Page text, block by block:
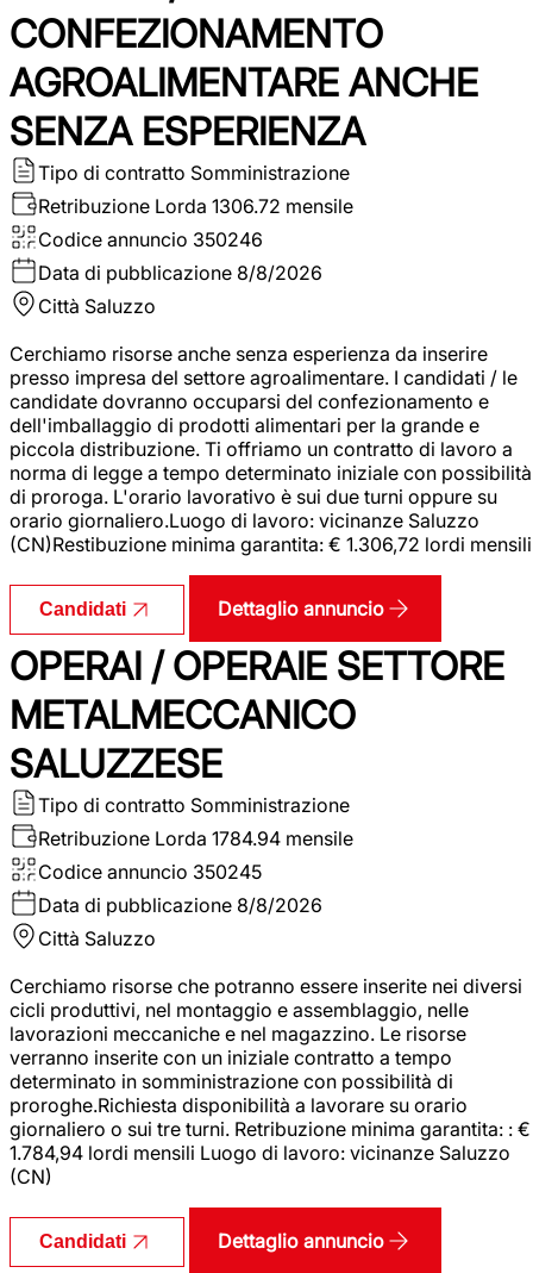
CONFEZIONAMENTO
AGROALIMENTARE ANCHE
SENZA ESPERIENZA
Tipo di contratto Somministrazione
Retribuzione Lorda 1306.72 mensile
Codice annuncio 350246
Data di pubblicazione 8/8/2026
Città Saluzzo
Cerchiamo risorse anche senza esperienza da inserire
presso impresa del settore agroalimentare. I candidati / le
candidate dovranno occuparsi del confezionamento e
dell'imballaggio di prodotti alimentari per la grande e
piccola distribuzione. Ti offriamo un contratto di lavoro a
norma di legge a tempo determinato iniziale con possibilità
di proroga. L'orario lavorativo è sui due turni oppure su
orario giornaliero.Luogo di lavoro: vicinanze Saluzzo
(CN)Restibuzione minima garantita: € 1.306,72 lordi mensili
Candidati Dettaglio annuncio
OPERAI / OPERAIE SETTORE
METALMECCANICO
SALUZZESE
Tipo di contratto Somministrazione
Retribuzione Lorda 1784.94 mensile
Codice annuncio 350245
Data di pubblicazione 8/8/2026
Città Saluzzo
Cerchiamo risorse che potranno essere inserite nei diversi
cicli produttivi, nel montaggio e assemblaggio, nelle
lavorazioni meccaniche e nel magazzino. Le risorse
verranno inserite con un iniziale contratto a tempo
determinato in somministrazione con possibilità di
proroghe.Richiesta disponibilità a lavorare su orario
giornaliero o sui tre turni. Retribuzione minima garantita: : €
1.784,94 lordi mensili Luogo di lavoro: vicinanze Saluzzo
(CN)
Candidati Dettaglio annuncio